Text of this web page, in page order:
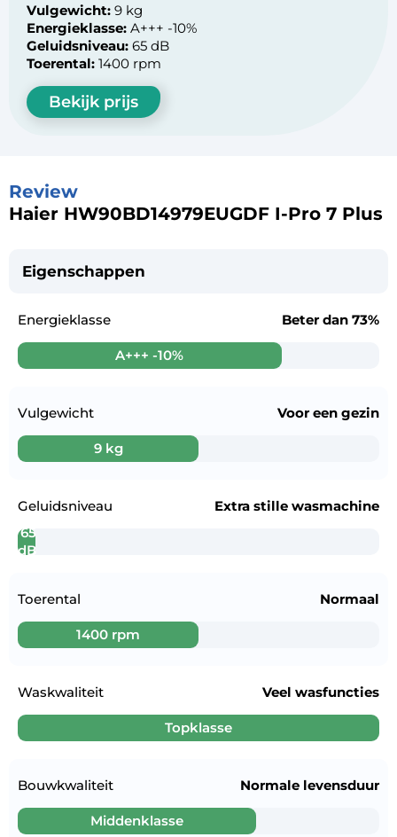
Vulgewicht: 9 kg
Energieklasse: A+++ -10%
Geluidsniveau: 65 dB
Toerental: 1400 rpm
Bekijk prijs
Review
Haier HW90BD14979EUGDF I-Pro 7 Plus
Eigenschappen
Energieklasse
A+++ -10%
Beter dan 73%
Vulgewicht
9 kg
Voor een gezin
Geluidsniveau
65
dB
Extra stille wasmachine
Toerental
1400 rpm
Normaal
Waskwaliteit
Topklasse
Veel wasfuncties
Bouwkwaliteit
Middenklasse
Normale levensduur